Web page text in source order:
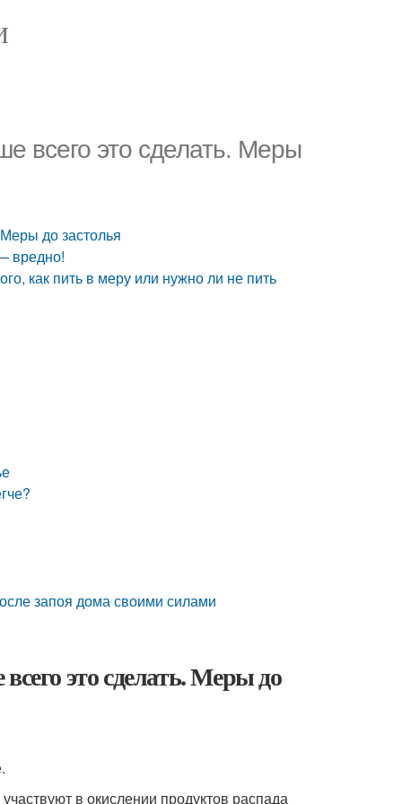
всего это сделать. Меры
до застолья
вредно!
как пить в меру или нужно ли не пить
запоя дома своими силами
это сделать. Меры до
в окислении продуктов распада